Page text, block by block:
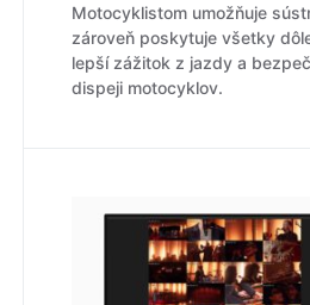
Motocyklistom umožňuje
zároveň poskytuje všetky
lepší zážitok z jazdy a
dispeji motocyklov.